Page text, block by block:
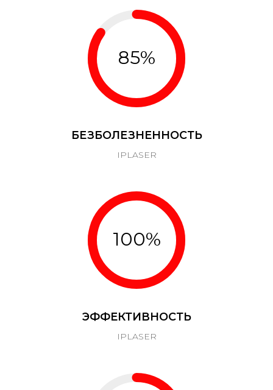
85%
БЕЗБОЛЕЗНЕННОСТЬ
IPLASER
100%
ЭФФЕКТИВНОСТЬ
IPLASER